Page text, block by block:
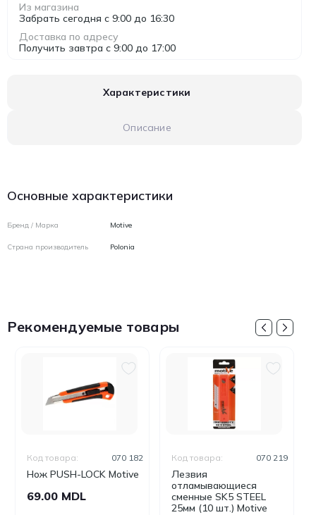
Из магазина
Забрать сегодня с 9:00 до 16:30
Доставка по адресу
Получить завтра с 9:00 до 17:00
Характеристики
Описание
Основные характеристики
Бренд / Марка Motive
Страна производитель Polonia
Рекомендуемые товары
Нож PUSH-LOCK Motive
Код товара: 070 182
69.00 MDL
Лезвия
отламывающиеся
сменные SK5 STEEL
25мм (10 шт.) Motive
Код товара: 070 219